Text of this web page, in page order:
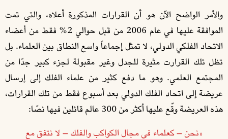
والأمر الواضح الآن هو أن القرارات المذكورة أعلاه، والتي تمت
الموافقة عليها في عام 2006 من قبل حوالي 2% فقط من أعضاء
الاتحاد الفلكي الدولي، لا تمثل إجماعاً واسع النطاق بين العلماء. بل
تظل تلك القرارت مثيرة للجدل وغير مقبولة لجزء كبير جدًا من
المجتمع العلمي. وهو ما دفع كثير من علماء الفلك إلى إرسال
عريضة إلى اتحاد الفلك الدولي بعد أسبوع فقط من تلك القرارات،
هذه العريضة وقّع عليها أكثر من 300 عالم قائلين فيها نصًا:
«نحن – كعلماء في مجال الكواكب والفلك – لا نتفق مع